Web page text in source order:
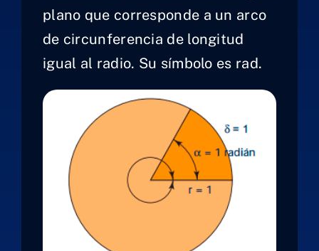
plano que corresponde a un arco
de circunferencia de longitud
igual al radio. Su símbolo es rad.